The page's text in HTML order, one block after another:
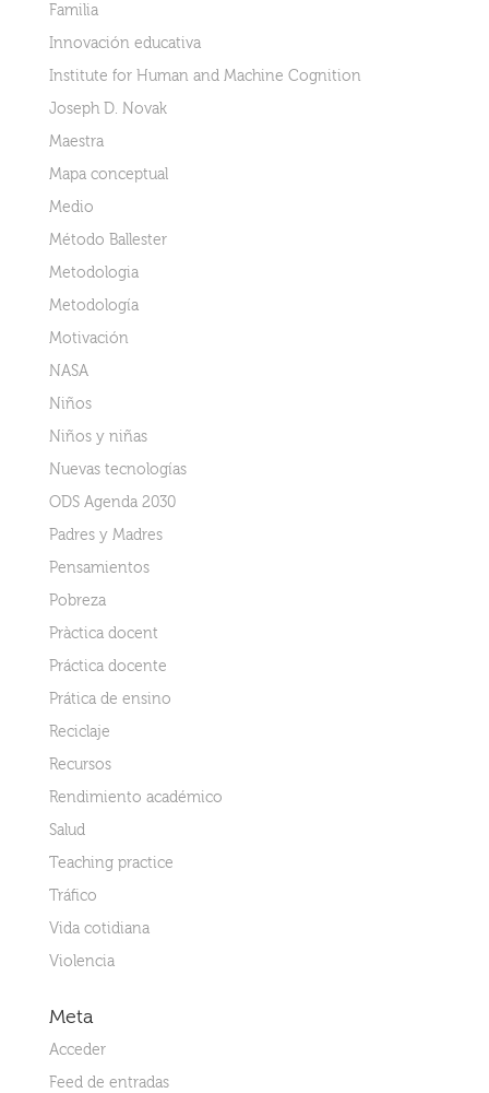
Familia
Innovación educativa
Institute for Human and Machine Cognition
Joseph D. Novak
Maestra
Mapa conceptual
Medio
Método Ballester
Metodologia
Metodología
Motivación
NASA
Niños
Niños y niñas
Nuevas tecnologías
ODS Agenda 2030
Padres y Madres
Pensamientos
Pobreza
Pràctica docent
Práctica docente
Prática de ensino
Reciclaje
Recursos
Rendimiento académico
Salud
Teaching practice
Tráfico
Vida cotidiana
Violencia
Meta
Acceder
Feed de entradas